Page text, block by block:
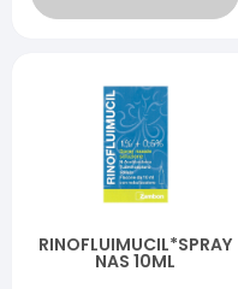
RINOFLUIMUCIL*SPRAY
NAS 10ML